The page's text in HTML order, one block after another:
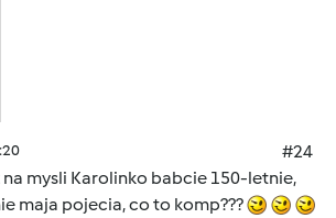
#24
na mysli Karolinko babcie 150-letnie,
maja pojecia, co to komp???